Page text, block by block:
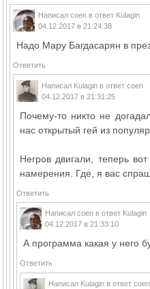
Написал coen в ответ Kulagin
04.12.2017 в 21:24:38
Надо Мару Багдасарян в
Ответить
Написал Kulagin в ответ coen
04.12.2017 в 21:31:25
Почему-то никто не
нас открытый гей из
Негров двигали, теперь
намерения. Где, я вас
Ответить
Написал coen в ответ Kulagin
04.12.2017 в 21:33:10
А программа какая у него
Ответить
Написал Kulagin в ответ coen